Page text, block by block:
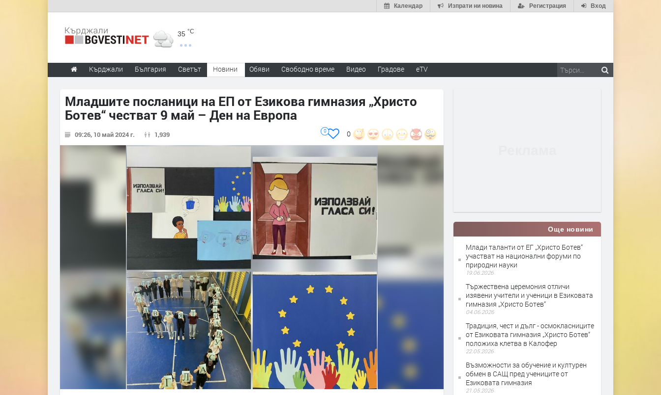
Вход
Регистрация
Изпрати ни новина
Календар
35 °C
Кърджали България Светът Новини Обяви Свободно време Видео Градове eTV
Младшите посланици на ЕП от Езикова гимназия „Христо
Ботев“ честват 9 май – Ден на Европа
09:26, 10 май 2024 г. 1,939 0
0
Още новини
Млади таланти от ЕГ „Христо Ботев“
участват на национални форуми по
природни науки
19.06.2026
Тържествена церемония отличи
изявени учители и ученици в Езиковата
гимназия „Христо Ботев“
04.06.2026
Традиция, чест и дълг - осмокласниците
от Езиковата гимназия „Христо Ботев“
положиха клетва в Калофер
22.05.2026
Възможности за обучение и културен
обмен в САЩ пред учениците от
Езиковата гимназия
21.05.2026